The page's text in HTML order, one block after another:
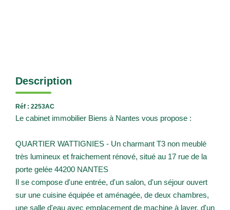
Description
Réf : 2253AC
Le cabinet immobilier Biens à Nantes vous propose :
QUARTIER WATTIGNIES - Un charmant T3 non meublé
très lumineux et fraichement rénové, situé au 17 rue de la
porte gelée 44200 NANTES
Il se compose d'une entrée, d'un salon, d'un séjour ouvert
sur une cuisine équipée et aménagée, de deux chambres,
une salle d'eau avec emplacement de machine à laver, d'un